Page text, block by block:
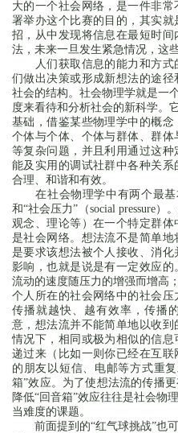
大的一个社会网络，是一件非
署举办这个比赛的目的，其实
招，从中发现将信息在最短时
法，未来一旦发生紧急情况，这
人们获取信息的能力和方式
们做出决策或形成新想法的途
社会的结构。社会物理学就是一
度来看待和分析社会的新科学。
基础，借鉴某些物理学中的概
个体与个体、个体与群体、群
等复杂问题，并且利用通过这
能及实用的调试社群中各种关
合理、和谐和有效。
在社会物理学中有两个最基
和“社会压力”（social pressure
观念、理论等）在一个特定群
是社会网络。想法流不是简单
是要求该想法被个人接收、消
影响，也就是说是有一定效应
流动的速度随压力的增强而增高
个人所在的社会网络中的社会
传播就越快、越有效率，传播
意，想法流并不能简单地以收
情况下，相同或极为相似的信
递过来（比如一则你已经在互
的朋友以短信、电邮等方式重
箱”效应。为了使想法流的传播
降低“回音箱”效应往往是社会物
当难度的课题。
前面提到的“红气球挑战”也可